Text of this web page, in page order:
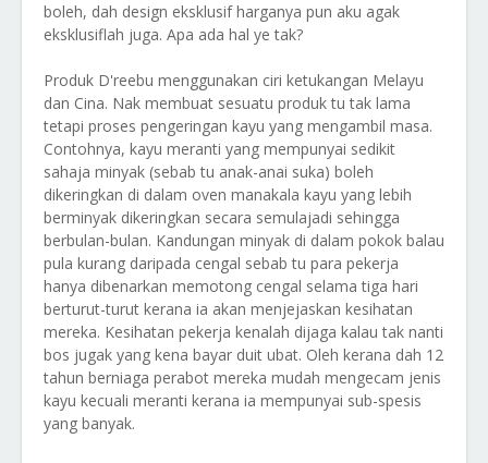
boleh, dah design eksklusif harganya pun aku agak
eksklusiflah juga. Apa ada hal ye tak?
Produk D'reebu menggunakan ciri ketukangan Melayu
dan Cina. Nak membuat sesuatu produk tu tak lama
tetapi proses pengeringan kayu yang mengambil masa.
Contohnya, kayu meranti yang mempunyai sedikit
sahaja minyak (sebab tu anak-anai suka) boleh
dikeringkan di dalam oven manakala kayu yang lebih
berminyak dikeringkan secara semulajadi sehingga
berbulan-bulan. Kandungan minyak di dalam pokok balau
pula kurang daripada cengal sebab tu para pekerja
hanya dibenarkan memotong cengal selama tiga hari
berturut-turut kerana ia akan menjejaskan kesihatan
mereka. Kesihatan pekerja kenalah dijaga kalau tak nanti
bos jugak yang kena bayar duit ubat. Oleh kerana dah 12
tahun berniaga perabot mereka mudah mengecam jenis
kayu kecuali meranti kerana ia mempunyai sub-spesis
yang banyak.